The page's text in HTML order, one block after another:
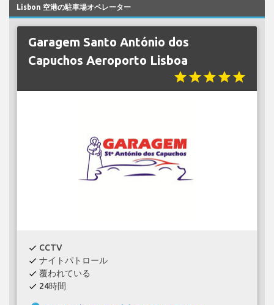
Lisbon 空港の駐車場オペレーター
Garagem Santo António dos
Capuchos Aeroporto Lisboa
starstarstarstarstar
check CCTV
check ナイトパトロール
check 覆われている
check 24時間